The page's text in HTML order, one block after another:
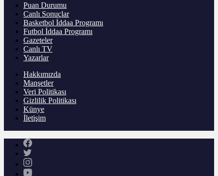
Puan Durumu
Canlı Sonuçlar
Basketbol İddaa Programı
Futbol İddaa Programı
Gazeteler
Canlı TV
Yazarlar
Hakkımızda
Manşetler
Veri Politikası
Gizlilik Politikası
Künye
İletişim